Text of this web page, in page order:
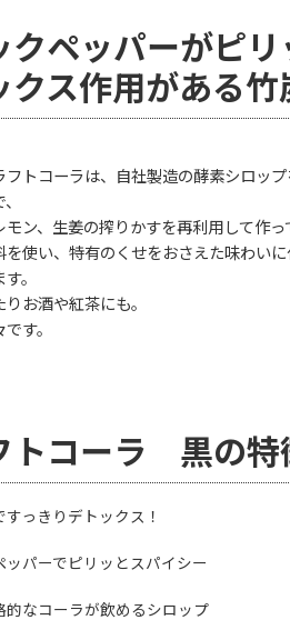
クペッパーがピリ
クス作用がある
フトコーラは、自社製造の酵素シロッ
ン、生姜の搾りかすを再利用して作っ
を使い、特有のくせをおさえた味わい
。
お酒や紅茶にも。
す。
トコーラ 黒の特
すっきりデトックス！
ッパーでピリッとスパイシー
的なコーラが飲めるシロップ